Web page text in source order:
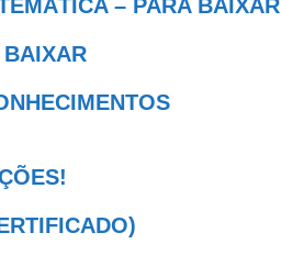
– PARA BAIXAR
BAIXAR